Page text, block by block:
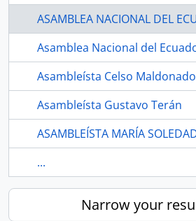
ASAMBLEA NACIONAL DEL
Asamblea Nacional del
Asambleísta Celso
Asambleísta Gustavo Terán
ASAMBLEÍSTA MARÍA
...
Narrow your